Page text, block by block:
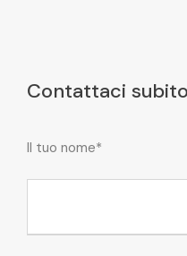
Contattaci subito
Il tuo nome*